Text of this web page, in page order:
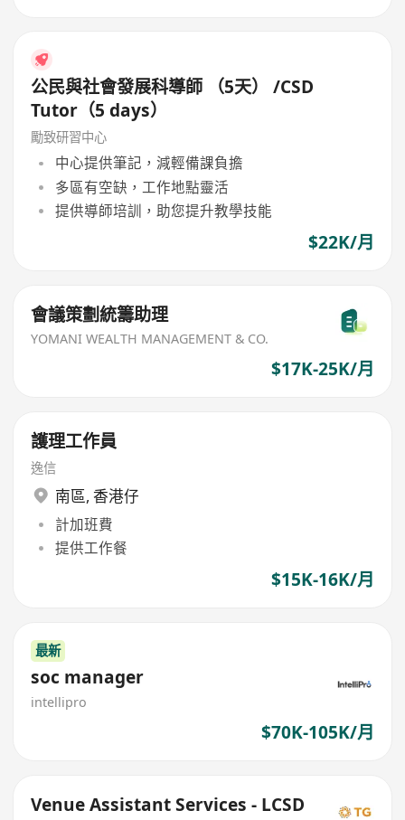
公民與社會發展科導師 （5天） /CSD
Tutor（5 days）
勵致研習中心
中心提供筆記，減輕備課負擔
多區有空缺，工作地點靈活
提供導師培訓，助您提升教學技能
$22K/月
會議策劃統籌助理
YOMANI WEALTH MANAGEMENT & CO.
$17K-25K/月
護理工作員
逸信
南區, 香港仔
計加班費
提供工作餐
$15K-16K/月
最新
soc manager
intellipro
$70K-105K/月
Venue Assistant Services - LCSD